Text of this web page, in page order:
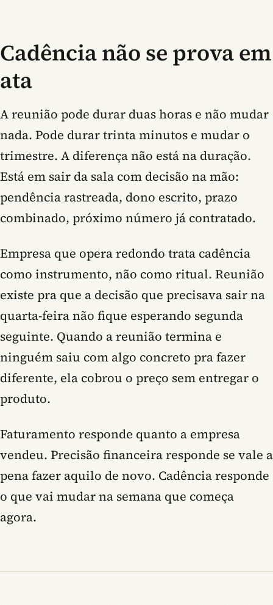
Cadência não se prova em
ata
A reunião pode durar duas horas e não mudar
nada. Pode durar trinta minutos e mudar o
trimestre. A diferença não está na duração.
Está em sair da sala com decisão na mão:
pendência rastreada, dono escrito, prazo
combinado, próximo número já contratado.
Empresa que opera redondo trata cadência
como instrumento, não como ritual. Reunião
existe pra que a decisão que precisava sair na
quarta-feira não fique esperando segunda
seguinte. Quando a reunião termina e
ninguém saiu com algo concreto pra fazer
diferente, ela cobrou o preço sem entregar o
produto.
Faturamento responde quanto a empresa
vendeu. Precisão financeira responde se vale a
pena fazer aquilo de novo. Cadência responde
o que vai mudar na semana que começa
agora.